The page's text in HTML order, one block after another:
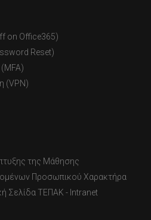
on Office365)
Reset)
(VPN)
της Μάθησης
Προσωπικού Χαρακτήρα
Σελίδα ΤΕΠΑΚ - Intranet